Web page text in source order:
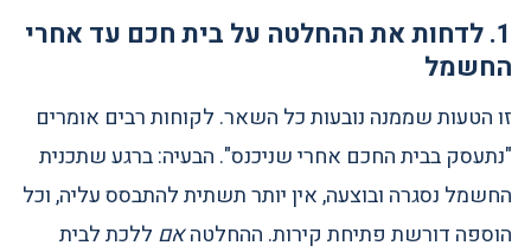
1. לדחות את ההחלטה על בית חכם עד אחרי
החשמל
זו הטעות שממנה נובעות כל השאר. לקוחות רבים אומרים
"נתעסק בבית החכם אחרי שניכנס". הבעיה: ברגע שתכנית
החשמל נסגרה ובוצעה, אין יותר תשתית להתבסס עליה, וכל
הוספה דורשת פתיחת קירות. ההחלטהאם ללכת לבית